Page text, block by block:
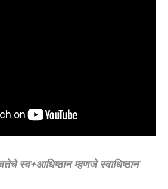
स्व+आधिष्ठान म्हणजे स्वाधिष्ठान